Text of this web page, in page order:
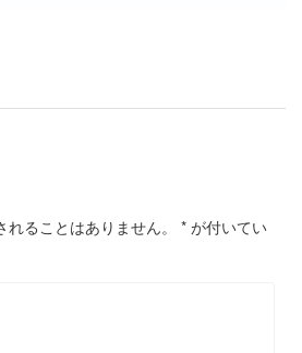
ることはありません。 * が付いてい